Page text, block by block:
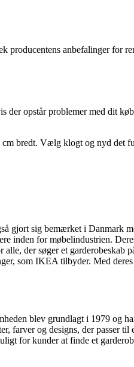
anbefalinger for
der opstår problemer med dit
bredt. Vælg klogt og nyd det
gjort sig bemærket i Danmark
inden for møbelindustrien.
der søger et garderobeskab
som IKEA tilbyder. Med
blev grundlagt i 1979 og
farver og designs, der passer
for kunder at finde et